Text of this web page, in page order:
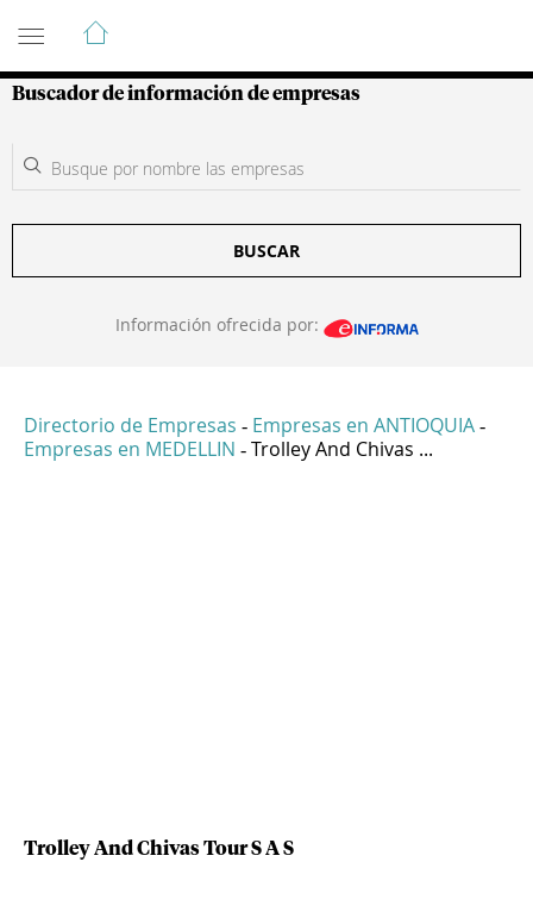
Guía de Empresas Colombianas
Buscador de información de empresas
BUSCAR
Información ofrecida por:
Directorio de Empresas - Empresas en ANTIOQUIA -
Empresas en MEDELLIN - Trolley And Chivas ...
Trolley And Chivas Tour S A S